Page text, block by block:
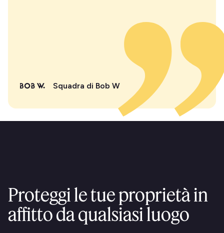
Squadra di Bob W
Proteggi le tue proprietà in
affitto da qualsiasi luogo